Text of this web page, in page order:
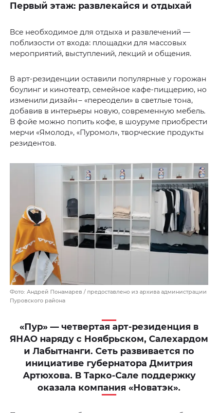
Первый этаж: развлекайся и отдыхай
Все необходимое для отдыха и развлечений —
поблизости от входа: площадки для массовых
мероприятий, выступлений, лекций и общения.
В арт-резиденции оставили популярные у горожан
боулинг и кинотеатр, семейное кафе-пиццерию, но
изменили дизайн – «переодели» в светлые тона,
добавив в интерьеры новую, современную мебель.
В фойе можно попить кофе, в шоуруме приобрести
мерчи «Ямолод», «Пуромол», творческие продукты
резидентов.
Фото: Андрей Понамарев / предоставлено из архива администрации
Пуровского района
«Пур» — четвертая арт-резиденция в
ЯНАО наряду с Ноябрьском, Салехардом
и Лабытнанги. Сеть развивается по
инициативе губернатора Дмитрия
Артюхова. В Тарко-Сале поддержку
оказала компания «Новатэк».